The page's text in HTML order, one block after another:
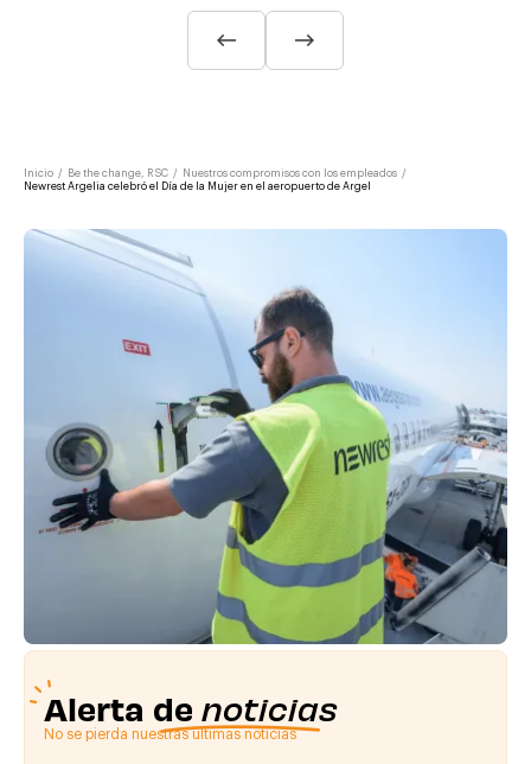
Inicio / Be the change, RSC / Nuestros compromisos con los empleados /
Newrest Argelia celebró el Día de la Mujer en el aeropuerto de Argel
Alerta de noticias
No se pierda nuestras últimas noticias